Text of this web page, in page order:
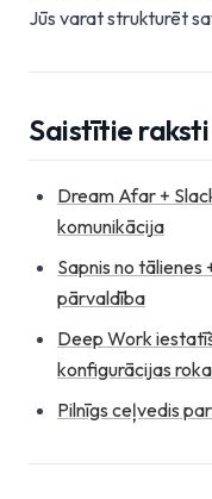
Jūs varat strukturēt
Saistītie raksti
Dream Afar +
komunikācija
Sapnis no tālienes
pārvaldība
Deep Work
konfigurācijas
Pilnīgs ceļvedis